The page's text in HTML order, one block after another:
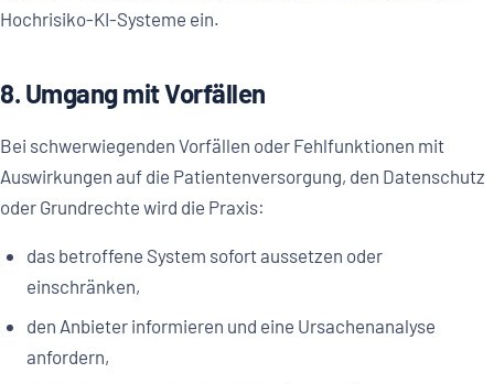
Hochrisiko-KI-Systeme ein.
8. Umgang mit Vorfällen
Bei schwerwiegenden Vorfällen oder Fehlfunktionen mit
Auswirkungen auf die Patientenversorgung, den Datenschutz
oder Grundrechte wird die Praxis:
das betroffene System sofort aussetzen oder
einschränken,
den Anbieter informieren und eine Ursachenanalyse
anfordern,